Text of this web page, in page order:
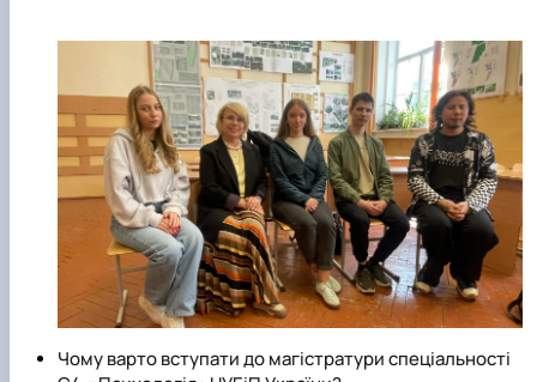
Чому варто вступати до магістратури спеціальності